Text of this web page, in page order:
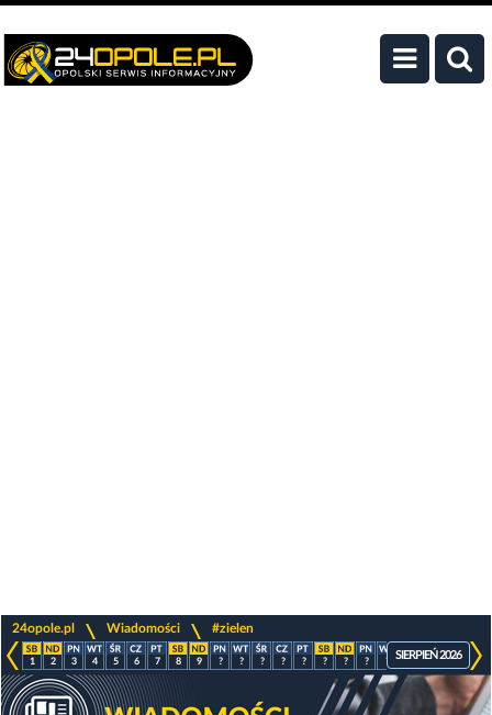
24opole.pl Wiadomości #zielen
1 2 3 4 5 6 7 8 9 ? ? ? ? ? ? ? ? ? ? ? ?
SIERPIEŃ 2026